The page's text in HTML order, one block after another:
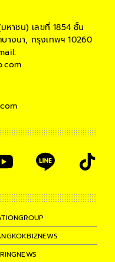
หาชน) เลขที่ 1854 ชั้น
บางนา, กรุงเทพฯ 10260